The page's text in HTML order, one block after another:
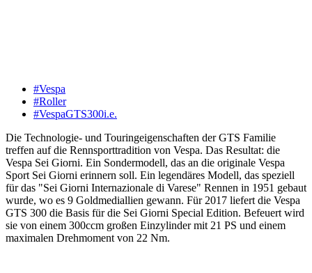
#Vespa
#Roller
#VespaGTS300i.e.
Die Technologie- und Touringeigenschaften der GTS Familie
treffen auf die Rennsporttradition von Vespa. Das Resultat: die
Vespa Sei Giorni. Ein Sondermodell, das an die originale Vespa
Sport Sei Giorni erinnern soll. Ein legendäres Modell, das speziell
für das "Sei Giorni Internazionale di Varese" Rennen in 1951 gebaut
wurde, wo es 9 Goldmediallien gewann. Für 2017 liefert die Vespa
GTS 300 die Basis für die Sei Giorni Special Edition. Befeuert wird
sie von einem 300ccm großen Einzylinder mit 21 PS und einem
maximalen Drehmoment von 22 Nm.